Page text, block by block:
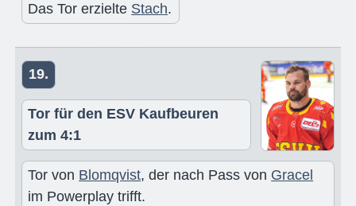
Das Tor erzielte Stach.
19.
Tor für den ESV Kaufbeuren
zum 4:1
Tor von Blomqvist, der nach Pass von Gracel
im Powerplay trifft.